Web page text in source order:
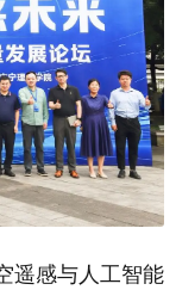
遥感与人工智能